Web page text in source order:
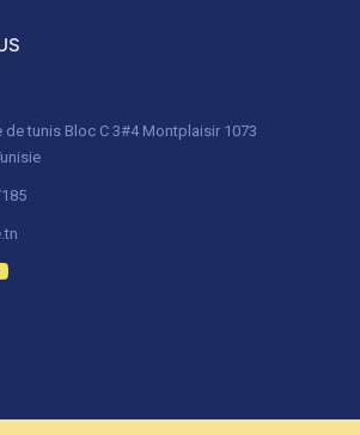
de tunis Bloc C 3#4 Montplaisir 1073